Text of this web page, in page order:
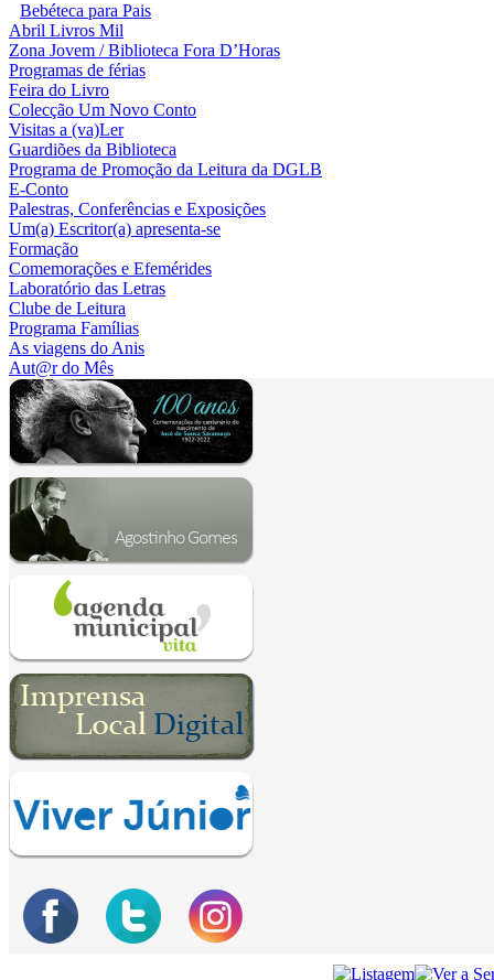
Bebéteca para Pais
Abril Livros Mil
Zona Jovem / Biblioteca Fora D’Horas
Programas de férias
Feira do Livro
Colecção Um Novo Conto
Visitas a (va)Ler
Guardiões da Biblioteca
Programa de Promoção da Leitura da DGLB
E-Conto
Palestras, Conferências e Exposições
Um(a) Escritor(a) apresenta-se
Formação
Comemorações e Efemérides
Laboratório das Letras
Clube de Leitura
Programa Famílias
As viagens do Anis
Aut@r do Mês